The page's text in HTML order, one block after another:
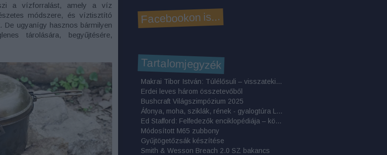
a vízforralást, amely a víz
módszere, és víztisztító
De ugyanígy hasznos bármilyen
tárolására, begyűjtésére,
Facebookon is...
Tartalomjegyzék
Makrai Tibor István: Túlélősuli – visszatekintő elemzés
Erdei leves három összetevőből
Bushcraft Világszimpózium 2025
Áfonya, moha, sziklák, rének - gyalogtúra Lappföldön
Ed Stafford: Felfedezők ​enciklopédiája – könyvkritika
Módosított M65 zubbony
Gyűjtögetőzsák készítése
Smith & Wesson Breach 2.0 SZ bakancs